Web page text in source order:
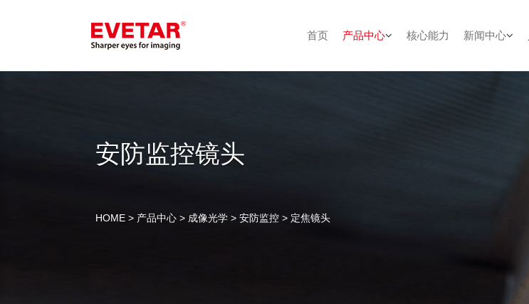
首页 产品中心 核心能力 新闻中心
安防监控镜头
HOME > 产品中心 > 成像光学 >安防监控 > 定焦镜头